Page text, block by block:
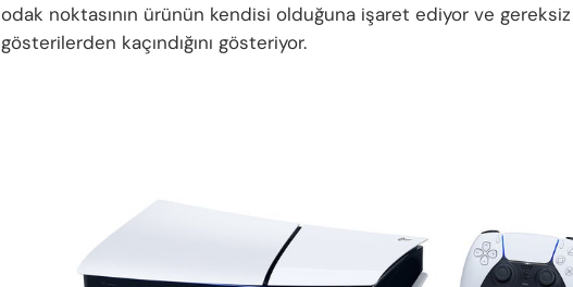
odak noktasının ürünün kendisi olduğuna işaret ediyor ve gereksiz
gösterilerden kaçındığını gösteriyor.